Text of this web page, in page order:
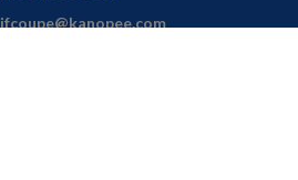
jfcoupe@kanopee.com